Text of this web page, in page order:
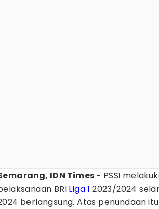
IDN Times - PSSI
BRI Liga 1 2023/2024
berlangsung. Atas penundaan